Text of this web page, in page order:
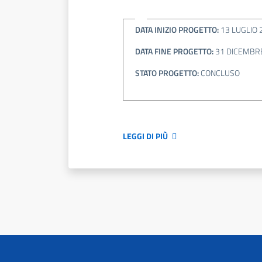
DATA INIZIO PROGETTO:13 LUGLIO
DATA FINE PROGETTO:31
STATO PROGETTO:CONCLUSO
LEGGI DI PIÙ